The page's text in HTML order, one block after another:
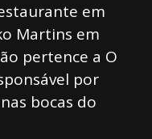
em
Martins em
pertence a O
por
bocas do